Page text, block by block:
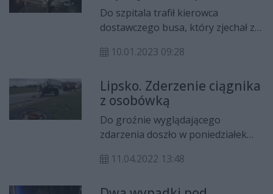
Do szpitala trafił kierowca
dostawczego busa, który zjechał z
wypadku doszło w Rzeczniowie w
10.01.2023 09:28
Lipsko. Zderzenie ciągnika
z osobówką
Do groźnie wyglądającego
zdarzenia doszło w poniedziałek
Zwoleńskiej. Ciągnik rolniczy
11.04.2022 13:48